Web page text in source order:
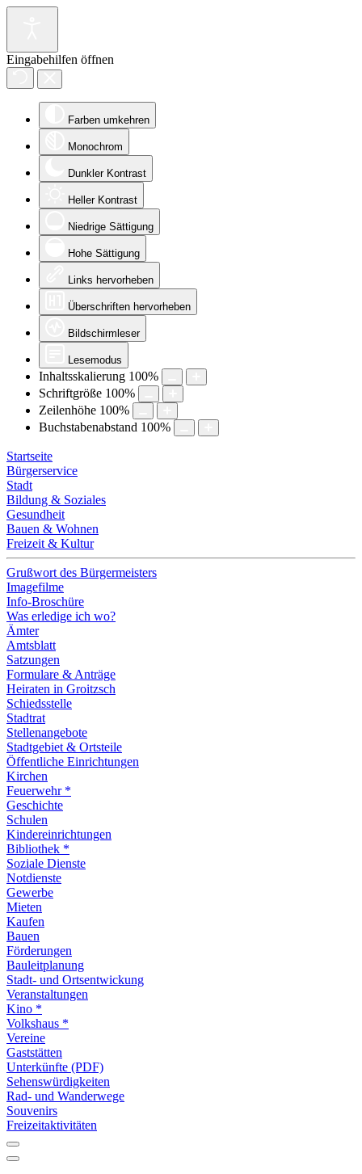
Eingabehilfen öffnen
Farben umkehren
Monochrom
Dunkler Kontrast
Heller Kontrast
Niedrige Sättigung
Hohe Sättigung
Links hervorheben
Überschriften hervorheben
Bildschirmleser
Lesemodus
Inhaltsskalierung 100%
Schriftgröße 100%
Zeilenhöhe 100%
Buchstabenabstand 100%
Startseite
Bürgerservice
Stadt
Bildung & Soziales
Gesundheit
Bauen & Wohnen
Freizeit & Kultur
Grußwort des Bürgermeisters
Imagefilme
Info-Broschüre
Was erledige ich wo?
Ämter
Amtsblatt
Satzungen
Formulare & Anträge
Heiraten in Groitzsch
Schiedsstelle
Stadtrat
Stellenangebote
Stadtgebiet & Ortsteile
Öffentliche Einrichtungen
Kirchen
Feuerwehr *
Geschichte
Schulen
Kindereinrichtungen
Bibliothek *
Soziale Dienste
Notdienste
Gewerbe
Mieten
Kaufen
Bauen
Förderungen
Bauleitplanung
Stadt- und Ortsentwickung
Veranstaltungen
Kino *
Volkshaus *
Vereine
Gaststätten
Unterkünfte (PDF)
Sehenswürdigkeiten
Rad- und Wanderwege
Souvenirs
Freizeitaktivitäten